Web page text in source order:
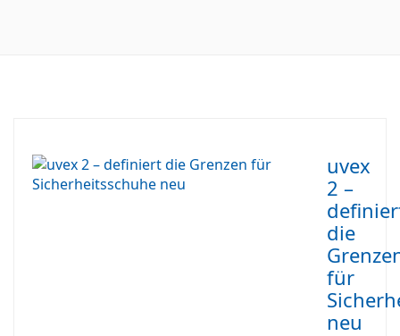
uvex
2 –
die
für
neu